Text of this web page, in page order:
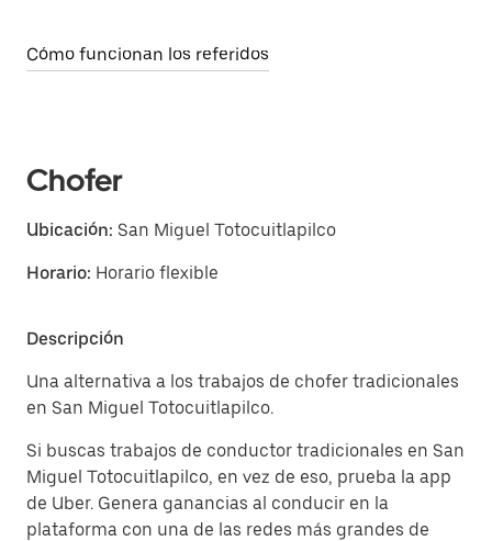
Cómo funcionan los referidos
Chofer
Ubicación: San Miguel Totocuitlapilco
Horario: Horario flexible
Descripción
Una alternativa a los trabajos de chofer tradicionales
en San Miguel Totocuitlapilco.
Si buscas trabajos de conductor tradicionales en San
Miguel Totocuitlapilco, en vez de eso, prueba la app
de Uber. Genera ganancias al conducir en la
plataforma con una de las redes más grandes de